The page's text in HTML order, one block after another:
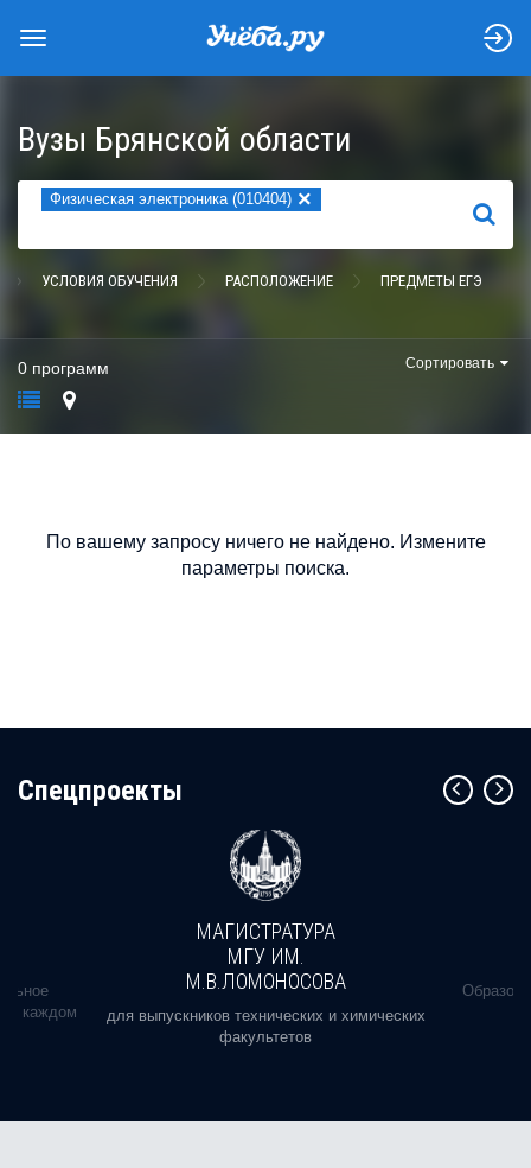
Вузы Брянской области
Физическая электроника (010404) ×
НАЙТИ
УСЛОВИЯ ОБУЧЕНИЯ РАСПОЛОЖЕНИЕ ПРЕДМЕТЫ ЕГЭ
0 программ Сортировать
По вашему запросу ничего не найдено. Измените
параметры поиска.
Cпецпроекты
в каждом
МАГИСТРАТУРА
МГУ ИМ.
М.В.ЛОМОНОСОВА
для выпускников технических и химических
факультетов